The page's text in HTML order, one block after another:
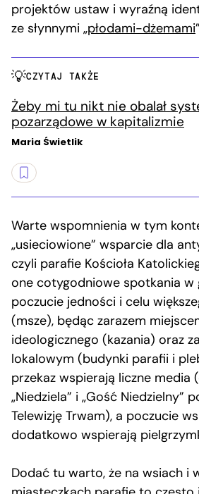
projektów ustaw i wyraźną
ze słynnymi „płodami-dżemami
CZYTAJ TAKŻE
Żeby mi tu nikt nie obalał
pozarządowe w kapitalizmie
Maria Świetlik
Warte wspomnienia w tym
„usieciowione” wsparcie dla
czyli parafie Kościoła
one cotygodniowe spotkania w
poczucie jedności i celu
(msze), będąc zarazem
ideologicznego (kazania) oraz
lokalowym (budynki parafii i
przekaz wspierają liczne media
„Niedziela” i „Gość Niedzielny”
Telewizję Trwam), a poczucie
dodatkowo wspierają
Dodać tu warto, że na wsiach i